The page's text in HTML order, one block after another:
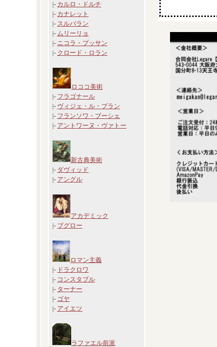
|- カルロ・ドルチ
|- カナレット
|- スルバラン
|- ムリーリョ
|- ニコラ・プッサン
|- クロード・ロラン
ロココ美術
|- フラゴナール
|- ヴィジェ・ル・ブラン
|- フランソワ・ブーシェ
|- アントワーヌ・ヴァトー
新古典美術
|- ダヴィッド
|- アングル
アカデミック
|- ブグロー
ロマン主義
|- ドラクロワ
|- コンスタブル
|- ターナー
|- ゴヤ
|- アイエツ
ラファエル前派